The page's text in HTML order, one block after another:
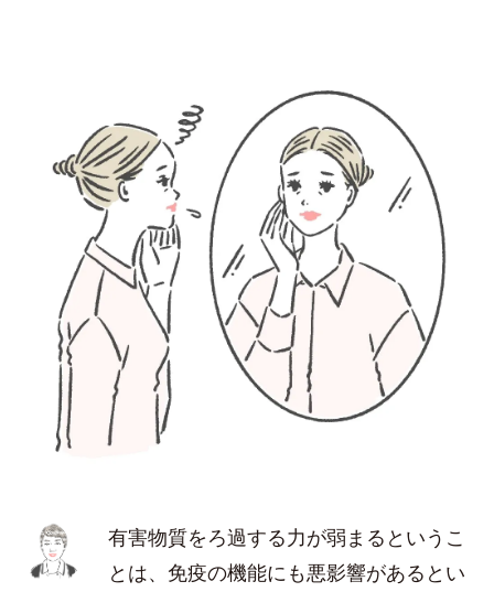
有害物質をろ過する力が弱まるというこ
とは、免疫の機能にも悪影響があるとい